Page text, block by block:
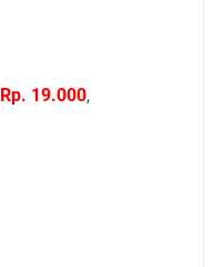
Rp. 19.000,